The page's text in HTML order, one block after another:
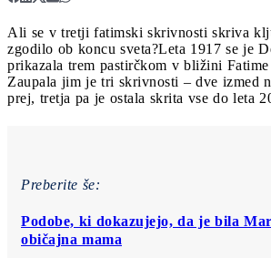
Ali se v tretji fatimski skrivnosti skriva
zgodilo ob koncu sveta?Leta 1917 se je
prikazala trem pastirčkom v bližini Fatime
Zaupala jim je tri skrivnosti – dve izmed
prej, tretja pa je ostala skrita vse do leta
Preberite še:
Podobe, ki dokazujejo, da je bila
običajna mama